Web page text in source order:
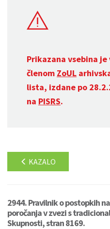
Prikazana vsebina je
členom ZoUL
lista, izdane po
na PISRS.
KAZALO
2944. Pravilnik o postopkih
poročanja v zvezi s
Skupnosti, stran 8169.